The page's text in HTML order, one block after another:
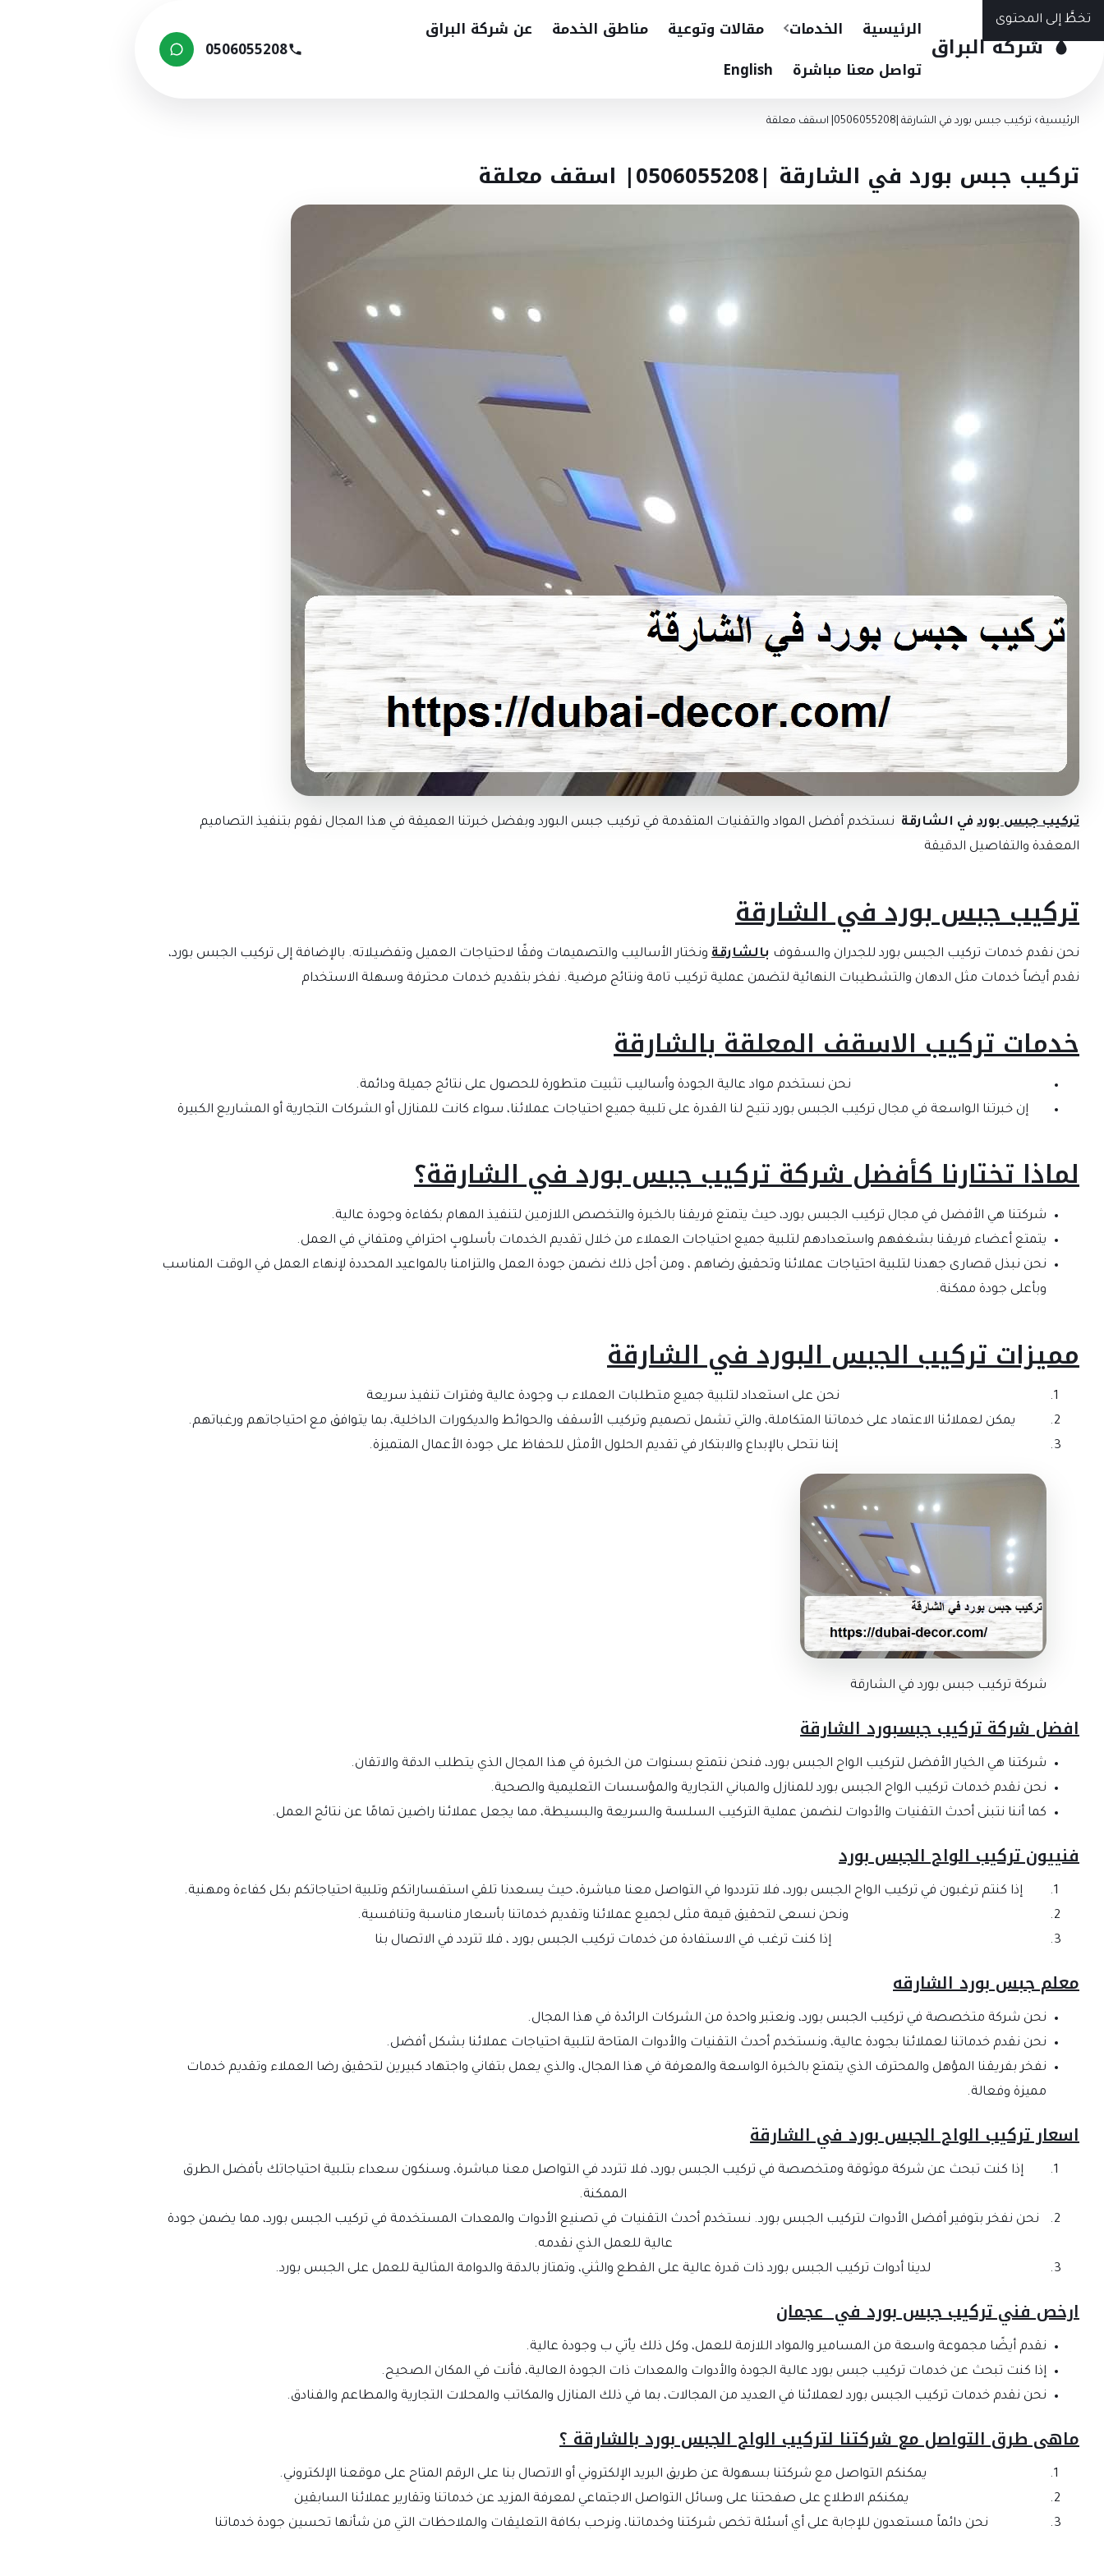
تخطَّ إلى المحتوى
شركة البراق
الرئيسية الخدمات مقالات وتوعية مناطق الخدمة
عن شركة البراق
تواصل معنا مباشرة
English
0506055208
الرئيسية › تركيب جبس بورد في الشارقة |0506055208| اسقف معلقة
تركيب جبس بورد في الشارقة |0506055208| اسقف معلقة
تركيب جبس بورد في الشارقة نستخدم أفضل المواد والتقنيات المتقدمة في تركيب جبس البورد وبفضل خبرتنا العميقة في هذا المجال نقوم بتنفيذ التصاميم
المعقدة والتفاصيل الدقيقة
تركيب جبس بورد في الشارقة
نحن نقدم خدمات تركيب الجبس بورد للجدران والسقوف بالشارقة ونختار الأساليب والتصميمات وفقًا لاحتياجات العميل وتفضيلاته. بالإضافة إلى تركيب الجبس بورد،
نقدم أيضاً خدمات مثل الدهان والتشطيبات النهائية لتضمن عملية تركيب تامة ونتائج مرضية. نفخر بتقديم خدمات محترفة وسهلة الاستخدام
خدمات تركيب الاسقف المعلقة بالشارقة
نحن نستخدم مواد عالية الجودة وأساليب تثبيت متطورة للحصول على نتائج جميلة ودائمة.
إن خبرتنا الواسعة في مجال تركيب الجبس بورد تتيح لنا القدرة على تلبية جميع احتياجات عملائنا، سواء كانت للمنازل أو الشركات التجارية أو المشاريع الكبيرة
لماذا تختارنا كأفضل شركة تركيب جبس بورد في الشارقة؟
شركتنا هي الأفضل في مجال تركيب الجبس بورد، حيث يتمتع فريقنا بالخبرة والتخصص اللازمين لتنفيذ المهام بكفاءة وجودة عالية.
يتمتع أعضاء فريقنا بشغفهم واستعدادهم لتلبية جميع احتياجات العملاء من خلال تقديم الخدمات بأسلوبٍ احترافي ومتفاني في العمل.
نحن نبذل قصارى جهدنا لتلبية احتياجات عملائنا وتحقيق رضاهم ، ومن أجل ذلك نضمن جودة العمل والتزامنا بالمواعيد المحددة لإنهاء العمل في الوقت المناسب
وبأعلى جودة ممكنة.
مميزات تركيب الجبس البورد في الشارقة
نحن على استعداد لتلبية جميع متطلبات العملاء ب وجودة عالية وفترات تنفيذ سريعة
يمكن لعملائنا الاعتماد على خدماتنا المتكاملة، والتي تشمل تصميم وتركيب الأسقف والحوائط والديكورات الداخلية، بما يتوافق مع احتياجاتهم ورغباتهم.
إننا نتحلى بالإبداع والابتكار في تقديم الحلول الأمثل للحفاظ على جودة الأعمال المتميزة.
شركة تركيب جبس بورد في الشارقة
افضل شركة تركيب جبسبورد الشارقة
شركتنا هي الخيار الأفضل لتركيب الواح الجبس بورد، فنحن نتمتع بسنوات من الخبرة في هذا المجال الذي يتطلب الدقة والاتقان.
نحن نقدم خدمات تركيب الواح الجبس بورد للمنازل والمباني التجارية والمؤسسات التعليمية والصحية.
كما أننا نتبنى أحدث التقنيات والأدوات لنضمن عملية التركيب السلسة والسريعة والبسيطة، مما يجعل عملائنا راضين تمامًا عن نتائج العمل.
فنييون تركيب الواح الجبس بورد
إذا كنتم ترغبون في تركيب الواح الجبس بورد، فلا تترددوا في التواصل معنا مباشرة، حيث يسعدنا تلقي استفساراتكم وتلبية احتياجاتكم بكل كفاءة ومهنية.
ونحن نسعى لتحقيق قيمة مثلى لجميع عملائنا وتقديم خدماتنا بأسعار مناسبة وتنافسية.
إذا كنت ترغب في الاستفادة من خدمات تركيب الجبس بورد ، فلا تتردد في الاتصال بنا
معلم جبس بورد الشارقه
نحن شركة متخصصة في تركيب الجبس بورد، ونعتبر واحدة من الشركات الرائدة في هذا المجال.
نحن نقدم خدماتنا لعملائنا بجودة عالية، ونستخدم أحدث التقنيات والأدوات المتاحة لتلبية احتياجات عملائنا بشكل أفضل.
نفخر بفريقنا المؤهل والمحترف الذي يتمتع بالخبرة الواسعة والمعرفة في هذا المجال، والذي يعمل بتفاني واجتهاد كبيرين لتحقيق رضا العملاء وتقديم خدمات
مميزة وفعالة.
اسعار تركيب الواح الجبس بورد في الشارقة
إذا كنت تبحث عن شركة موثوقة ومتخصصة في تركيب الجبس بورد، فلا تتردد في التواصل معنا مباشرة، وسنكون سعداء بتلبية احتياجاتك بأفضل الطرق
الممكنة.
نحن نفخر بتوفير أفضل الأدوات لتركيب الجبس بورد. نستخدم أحدث التقنيات في تصنيع الأدوات والمعدات المستخدمة في تركيب الجبس بورد، مما يضمن جودة
عالية للعمل الذي نقدمه.
لدينا أدوات تركيب الجبس بورد ذات قدرة عالية على القطع والثني، وتمتاز بالدقة والدوامة المثالية للعمل على الجبس بورد.
ارخص فني تركيب جبس بورد في عجمان
نقدم أيضًا مجموعة واسعة من المسامير والمواد اللازمة للعمل، وكل ذلك يأتي ب وجودة عالية.
إذا كنت تبحث عن خدمات تركيب جبس بورد عالية الجودة والأدوات والمعدات ذات الجودة العالية، فأنت في المكان الصحيح.
نحن نقدم خدمات تركيب الجبس بورد لعملائنا في العديد من المجالات، بما في ذلك المنازل والمكاتب والمحلات التجارية والمطاعم والفنادق.
ماهى طرق التواصل مع شركتنا لتركيب الواح الجبس بورد بالشارقة ؟
يمكنكم التواصل مع شركتنا بسهولة عن طريق البريد الإلكتروني أو الاتصال بنا على الرقم المتاح على موقعنا الإلكتروني.
يمكنكم الاطلاع على صفحتنا على وسائل التواصل الاجتماعي لمعرفة المزيد عن خدماتنا وتقارير عملائنا السابقين
نحن دائماً مستعدون للإجابة على أي أسئلة تخص شركتنا وخدماتنا، ونرحب بكافة التعليقات والملاحظات التي من شأنها تحسين جودة خدماتنا